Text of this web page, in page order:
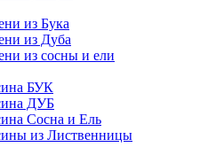
из Бука
из Дуба
из сосны и ели
БУК
ДУБ
Сосна и Ель
из Лиственницы